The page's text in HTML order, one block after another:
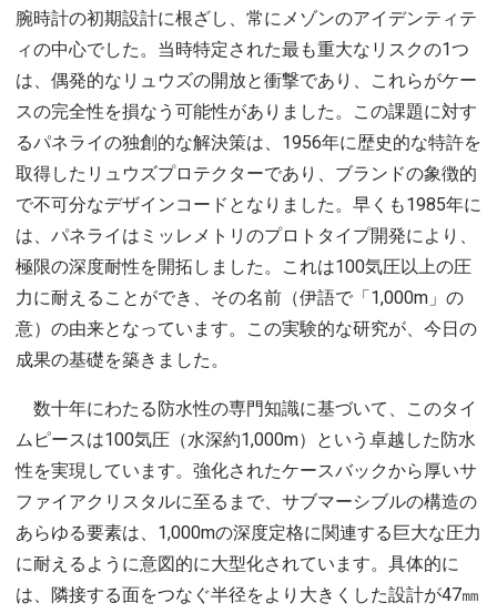
腕時計の初期設計に根ざし、常にメゾンのアイデンティテ
ィの中心でした。当時特定された最も重大なリスクの1つ
は、偶発的なリュウズの開放と衝撃であり、これらがケー
スの完全性を損なう可能性がありました。この課題に対す
るパネライの独創的な解決策は、1956年に歴史的な特許を
取得したリュウズプロテクターであり、ブランドの象徴的
で不可分なデザインコードとなりました。早くも1985年に
は、パネライはミッレメトリのプロトタイプ開発により、
極限の深度耐性を開拓しました。これは100気圧以上の圧
力に耐えることができ、その名前（伊語で「1,000m」の
意）の由来となっています。この実験的な研究が、今日の
成果の基礎を築きました。
数十年にわたる防水性の専門知識に基づいて、このタイ
ムピースは100気圧（水深約1,000m）という卓越した防水
性を実現しています。強化されたケースバックから厚いサ
ファイアクリスタルに至るまで、サブマーシブルの構造の
あらゆる要素は、1,000mの深度定格に関連する巨大な圧力
に耐えるように意図的に大型化されています。具体的に
は、隣接する面をつなぐ半径をより大きくした設計が47㎜